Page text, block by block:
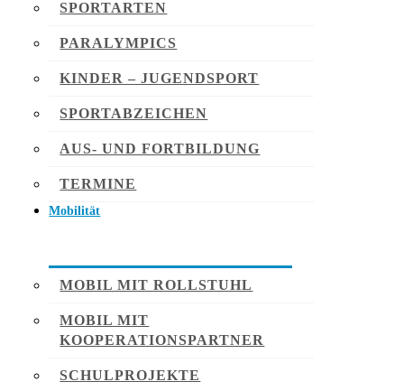
SPORTARTEN
PARALYMPICS
KINDER – JUGENDSPORT
SPORTABZEICHEN
AUS- UND FORTBILDUNG
TERMINE
Mobilität
MOBIL MIT ROLLSTUHL
MOBIL MIT
KOOPERATIONSPARTNER
SCHULPROJEKTE